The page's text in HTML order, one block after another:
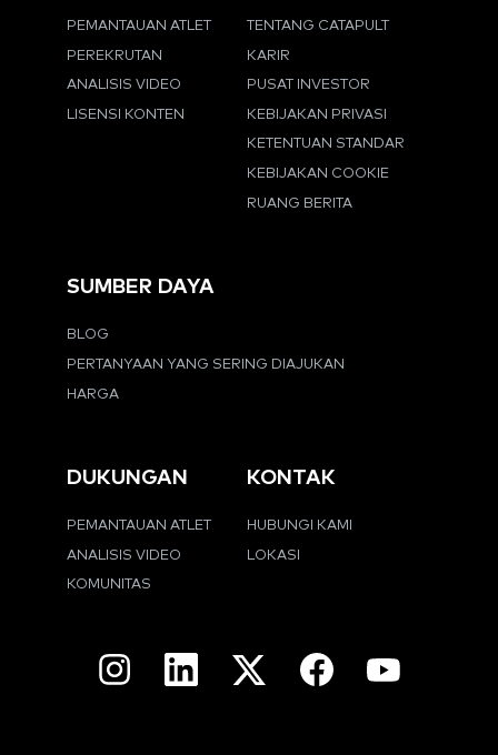
PEMANTAUAN ATLET
PEREKRUTAN
ANALISIS VIDEO
LISENSI KONTEN
TENTANG CATAPULT
KARIR
PUSAT INVESTOR
KEBIJAKAN PRIVASI
KETENTUAN STANDAR
KEBIJAKAN COOKIE
RUANG BERITA
SUMBER DAYA
BLOG
PERTANYAAN YANG SERING DIAJUKAN
HARGA
DUKUNGAN
PEMANTAUAN ATLET
ANALISIS VIDEO
KOMUNITAS
KONTAK
HUBUNGI KAMI
LOKASI